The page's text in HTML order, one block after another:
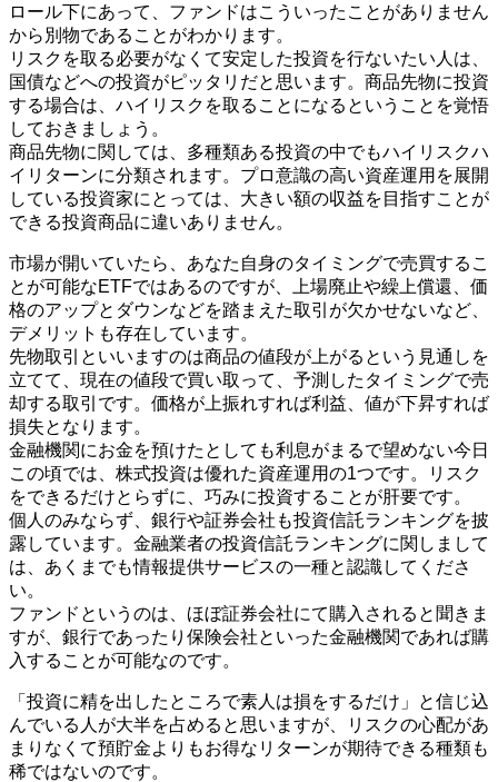
ロール下にあって、ファンドはこういったことがありません
から別物であることがわかります。
リスクを取る必要がなくて安定した投資を行ないたい人は、
国債などへの投資がピッタリだと思います。商品先物に投資
する場合は、ハイリスクを取ることになるということを覚悟
しておきましょう。
商品先物に関しては、多種類ある投資の中でもハイリスクハ
イリターンに分類されます。プロ意識の高い資産運用を展開
している投資家にとっては、大きい額の収益を目指すことが
できる投資商品に違いありません。
市場が開いていたら、あなた自身のタイミングで売買するこ
とが可能なETFではあるのですが、上場廃止や繰上償還、価
格のアップとダウンなどを踏まえた取引が欠かせないなど、
デメリットも存在しています。
先物取引といいますのは商品の値段が上がるという見通しを
立てて、現在の値段で買い取って、予測したタイミングで売
却する取引です。価格が上振れすれば利益、値が下昇すれば
損失となります。
金融機関にお金を預けたとしても利息がまるで望めない今日
この頃では、株式投資は優れた資産運用の1つです。リスク
をできるだけとらずに、巧みに投資することが肝要です。
個人のみならず、銀行や証券会社も投資信託ランキングを披
露しています。金融業者の投資信託ランキングに関しまして
は、あくまでも情報提供サービスの一種と認識してくださ
い。
ファンドというのは、ほぼ証券会社にて購入されると聞きま
すが、銀行であったり保険会社といった金融機関であれば購
入することが可能なのです。
「投資に精を出したところで素人は損をするだけ」と信じ込
んでいる人が大半を占めると思いますが、リスクの心配があ
まりなくて預貯金よりもお得なリターンが期待できる種類も
稀ではないのです。